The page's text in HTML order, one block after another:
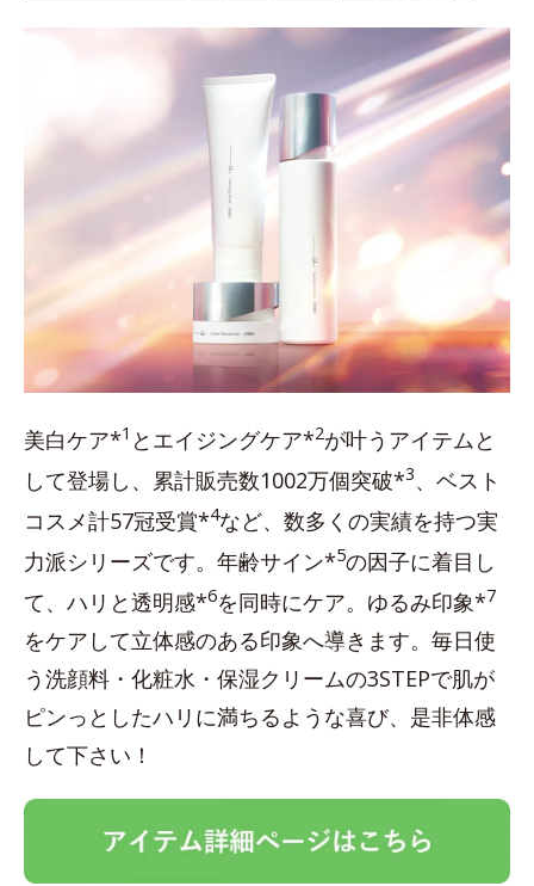
美白ケア*1 とエイジングケア*2が叶うアイテムと
して登場し、累計販売数1002万個突破*3、ベスト
コスメ計57冠受賞*4など、数多くの実績を持つ実
力派シリーズです。年齢サイン*5の因子に着目し
て、ハリと透明感*6を同時にケア。ゆるみ印象*7
をケアして立体感のある印象へ導きます。毎日使
う洗顔料・化粧水・保湿クリームの3STEPで肌が
ピンっとしたハリに満ちるような喜び、是非体感
して下さい！